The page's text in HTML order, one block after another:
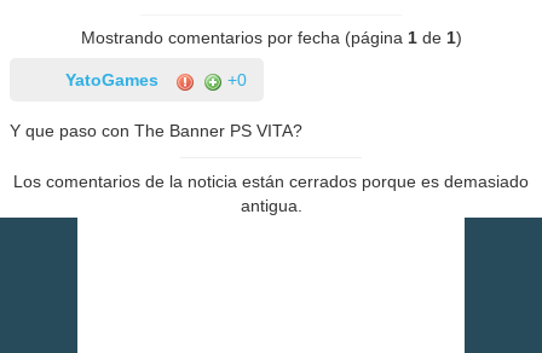
Mostrando comentarios por fecha (página 1de 1)
YatoGames +0
Y que paso con The Banner PS VITA?
Los comentarios de la noticia están cerrados porque es demasiado
antigua.